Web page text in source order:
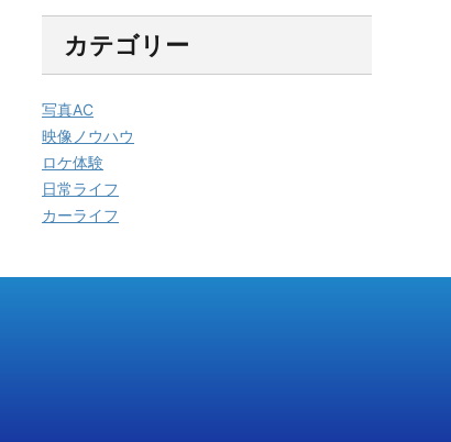
カテゴリー
写真AC
映像ノウハウ
ロケ体験
日常ライフ
カーライフ